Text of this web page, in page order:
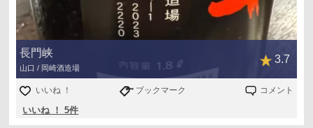
長門峡
山口 / 岡崎酒造場
3.7
いいね ！ ブックマーク コメント
いいね ！ 5件